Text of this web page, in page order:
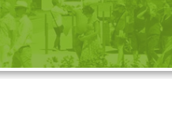
propositions